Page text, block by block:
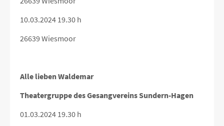
10.03.2024 19.30 h
26639 Wiesmoor
Alle lieben Waldemar
Theatergruppe des Gesangvereins Sundern-Hagen
01.03.2024 19.30 h